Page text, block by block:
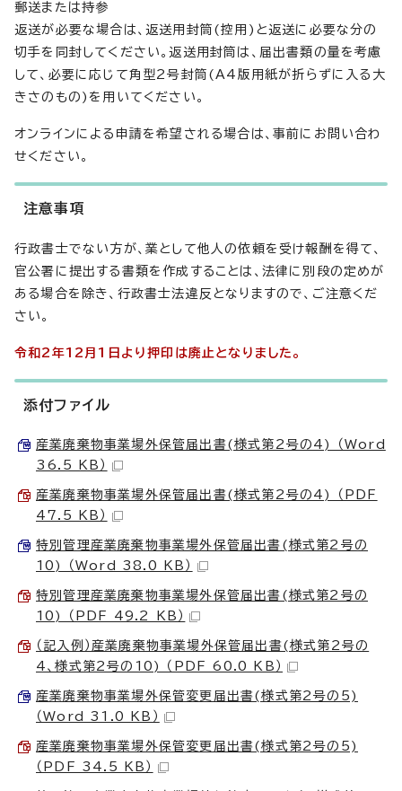
郵送または持参
返送が必要な場合は、返送用封筒(控用)と返送に必要な分の
切手を同封してください。返送用封筒は、届出書類の量を考慮
して、必要に応じて角型2号封筒(A4版用紙が折らずに入る大
きさのもの)を用いてください。
オンラインによる申請を希望される場合は、事前にお問い合わ
せください。
注意事項
行政書士でない方が、業として他人の依頼を受け報酬を得て、
官公署に提出する書類を作成することは、法律に別段の定めが
ある場合を除き、行政書士法違反となりますので、ご注意くだ
さい。
令和2年12月1日より押印は廃止となりました。
添付ファイル
産業廃棄物事業場外保管届出書(様式第2号の4) （Word
36.5 KB）
産業廃棄物事業場外保管届出書(様式第2号の4) （PDF
47.5 KB）
特別管理産業廃棄物事業場外保管届出書(様式第2号の
10) （Word 38.0 KB）
特別管理産業廃棄物事業場外保管届出書(様式第2号の
10) （PDF 49.2 KB）
（記入例）産業廃棄物事業場外保管届出書(様式第2号の
4、様式第2号の10) （PDF 60.0 KB）
産業廃棄物事業場外保管変更届出書(様式第2号の5)
（Word 31.0 KB）
産業廃棄物事業場外保管変更届出書(様式第2号の5)
（PDF 34.5 KB）